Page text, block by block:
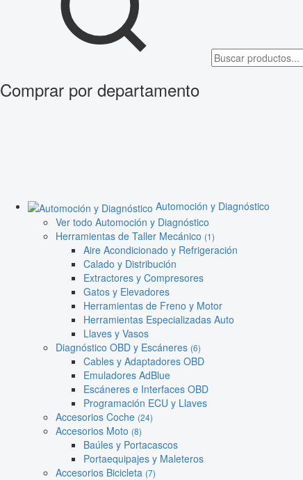
Comprar por departamento
Automoción y Diagnóstico
Ver todo Automoción y Diagnóstico
Herramientas de Taller Mecánico (1)
Aire Acondicionado y Refrigeración
Calado y Distribución
Extractores y Compresores
Gatos y Elevadores
Herramientas de Freno y Motor
Herramientas Especializadas Auto
Llaves y Vasos
Diagnóstico OBD y Escáneres (6)
Cables y Adaptadores OBD
Emuladores AdBlue
Escáneres e Interfaces OBD
Programación ECU y Llaves
Accesorios Coche (24)
Accesorios Moto (8)
Baúles y Portacascos
Portaequipajes y Maleteros
Accesorios Bicicleta (7)